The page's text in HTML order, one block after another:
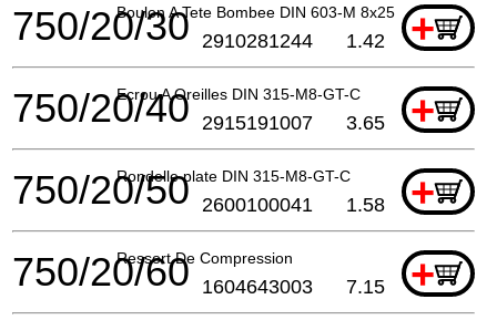
Boulon A Tete Bombee DIN 603-M 8x25 +
750/20/30 2910281244 1.42
Ecrou A Oreilles DIN 315-M8-GT-C +
750/20/40 2915191007 3.65
Rondelle plate DIN 315-M8-GT-C +
750/20/50 2600100041 1.58
Ressort De Compression +
750/20/60 1604643003 7.15